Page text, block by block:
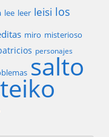
lee leer leisi los
miro misterioso
personajes
salto